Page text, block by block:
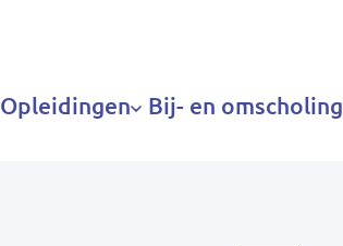
Hoofdnavigatie
Opleidingen Bij- en omscholing